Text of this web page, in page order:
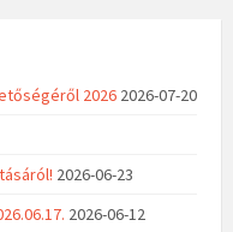
2026 2026-07-20
2026-06-23
2026-06-12